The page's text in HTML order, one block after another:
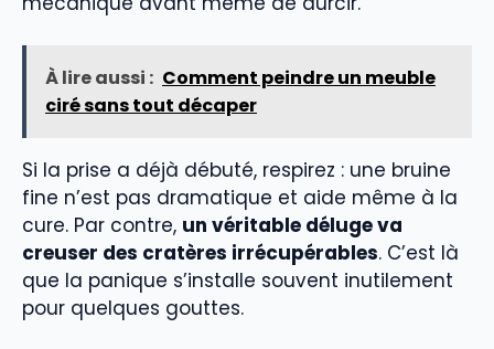
À lire aussi : Comment peindre un meuble
ciré sans tout décaper
Si la prise a déjà débuté, respirez : une bruine
fine n’est pas dramatique et aide même à la
cure. Par contre, un véritable déluge va
creuser des cratères irrécupérables. C’est là
que la panique s’installe souvent inutilement
pour quelques gouttes.